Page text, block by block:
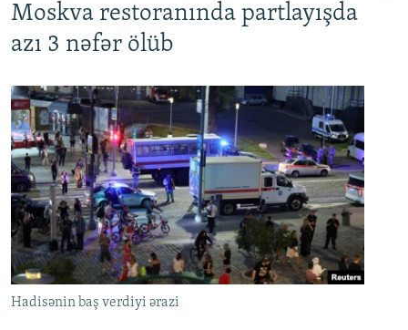
Moskva restoranında partlayışda
azı 3 nəfər ölüb
Hadisənin baş verdiyi ərazi